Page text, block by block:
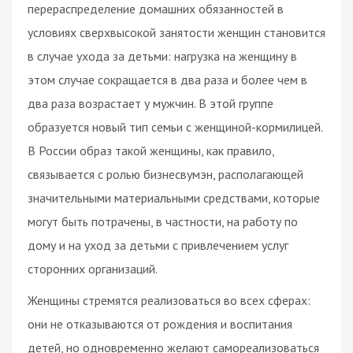
перераспределение домашних обязанностей в
условиях сверхвысокой занятости женщин становится
в случае ухода за детьми: нагрузка на женщину в
этом случае сокращается в два раза и более чем в
два раза возрастает у мужчин. В этой группе
образуется новый тип семьи с женщиной-кормилицей.
В России образ такой женщины, как правило,
связывается с ролью бизнесвумэн, располагающей
значительными материальными средствами, которые
могут быть потрачены, в частности, на работу по
дому и на уход за детьми с привлечением услуг
сторонних организаций.
Женщины стремятся реализоваться во всех сферах:
они не отказываются от рождения и воспитания
детей, но одновременно желают самореализоваться